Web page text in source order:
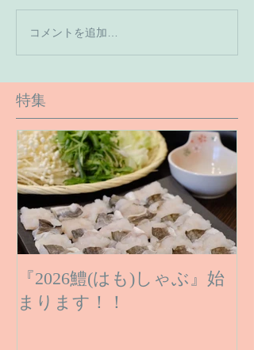
【６月１６日のご予約状
況です】
コメントを追加…
特集
『2026鱧(はも)しゃぶ』始
まります！！